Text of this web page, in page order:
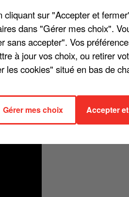
nouvel extrait de son septième album
de leur vie, l'homme et la femme
nous est compté / Rappelle-moi
». Regardez !
cliquant sur "Accepter et
dans "Gérer mes choix".
sans accepter". Vos
à jour vos choix, ou retirer
les cookies" situé en bas de
Gérer mes choix Accepter